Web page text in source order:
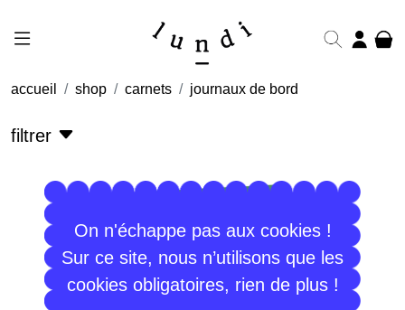
On n'échappe pas aux cookies !
Sur ce site, nous n’utilisons que les
cookies obligatoires, rien de plus !
accueil shop carnets journaux de bord
filtrer